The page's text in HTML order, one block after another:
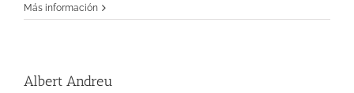
Turró
Más información
Albert Andreu